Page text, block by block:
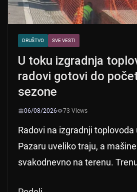
DRUŠTVO SVE VESTI
U toku izgradnja
radovi gotovi do
sezone
06/08/2026 73 Views
Radovi na izgradnji toplovoda
Pazaru uveliko traju, a
svakodnevno na terenu.